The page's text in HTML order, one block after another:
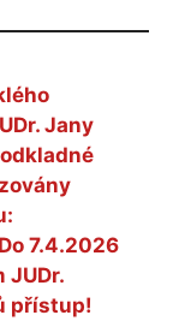
Jany
7.4.2026
JUDr.
přístup!